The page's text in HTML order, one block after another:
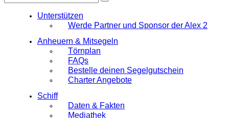
Unterstützen
Werde Partner und Sponsor der Alex 2
Anheuern & Mitsegeln
Törnplan
FAQs
Bestelle deinen Segelgutschein
Charter Angebote
Schiff
Daten & Fakten
Mediathek